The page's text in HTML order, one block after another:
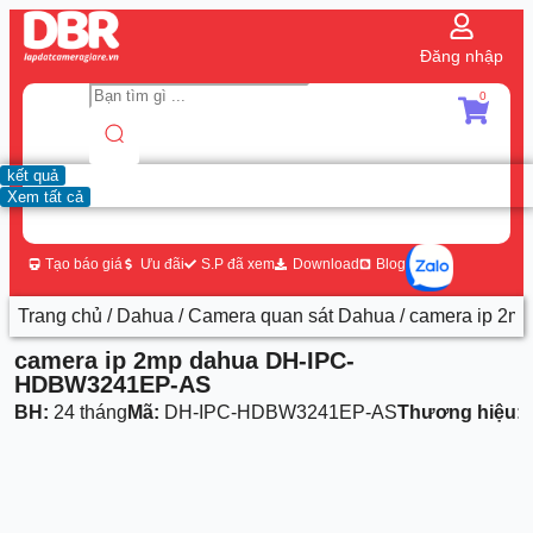
Đăng nhập
kết quả
Xem tất cả
0
Tạo báo giá Ưu đãi S.P đã xem Download Blog
Trang chủ / Dahua /Camera quan sát Dahua / camera ip
camera ip 2mp dahua DH-IPC-
HDBW3241EP-AS
BH: 24 tháng Mã: DH-IPC-HDBW3241EP-ASThương hiệu: